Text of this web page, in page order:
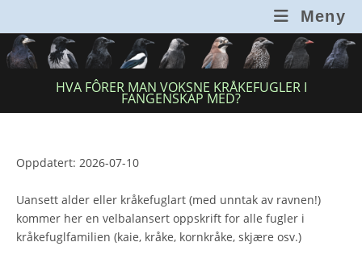
content
Meny
HVA FÔRER MAN VOKSNE KRÅKEFUGLER I
FANGENSKAP MED?
Oppdatert: 2026-07-10
Uansett alder eller kråkefuglart (med unntak av ravnen!)
kommer her en velbalansert oppskrift for alle fugler i
kråkefuglfamilien (kaie, kråke, kornkråke, skjære osv.)